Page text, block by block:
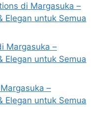
di Margasuka –
Elegan untuk Semua
Margasuka –
Elegan untuk Semua
–
Elegan untuk Semua